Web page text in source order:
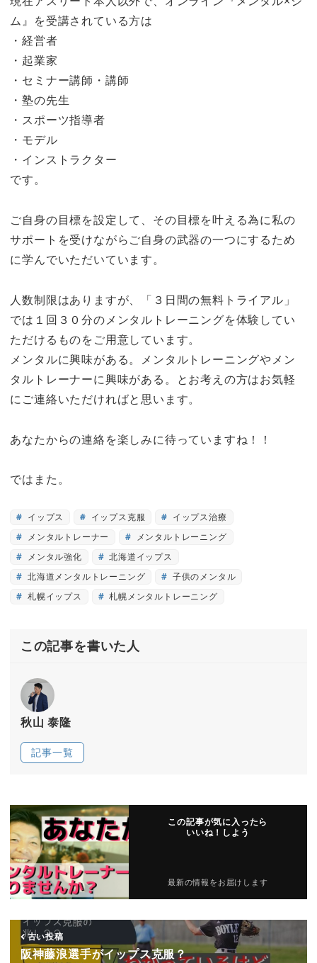
ム』を受講されている方は
・経営者
・起業家
・セミナー講師・講師
・塾の先生
・スポーツ指導者
・モデル
・インストラクター
です。
ご自身の目標を設定して、その目標を叶える為に私の
サポートを受けながらご自身の武器の一つにするため
に学んでいただいています。
人数制限はありますが、「３日間の無料トライアル」
では１回３０分のメンタルトレーニングを体験してい
ただけるものをご用意しています。
メンタルに興味がある。メンタルトレーニングやメン
タルトレーナーに興味がある。とお考えの方はお気軽
にご連絡いただければと思います。
あなたからの連絡を楽しみに待っていますね！！
ではまた。
イップス イップス克服
イップス治療
メンタルトレーナー
メンタルトレーニング
メンタル強化
北海道イップス
北海道メンタルトレーニング
子供のメンタル
札幌イップス
札幌メンタルトレーニング
この記事を書いた人
秋山 泰隆
記事一覧
この記事が気に入ったら
いいね！しよう
最新の情報をお届けします
古い投稿
阪神藤浪選手がイップス克服？